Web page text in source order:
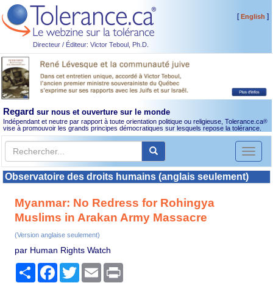
Directeur / Éditeur: Victor Teboul, Ph.D.
[English ]
Regard sur nous et ouverture sur le monde
Indépendant et neutre par rapport à toute orientation politique ou religieuse, Tolerance.ca®
vise à promouvoir les grands principes démocratiques sur lesquels repose la tolérance.
Toggle
Observatoire des droits humains (anglais seulement)
Myanmar: No Redress for Rohingya
Muslims in Arakan Army Massacre
(Version anglaise seulement)
par Human Rights Watch
PartagerFacebook
TwitterEmail